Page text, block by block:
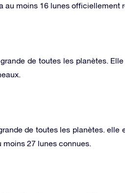
au moins 16 lunes officiellement
de toutes les planètes.
de toutes les planètes. elle
moins 27 lunes connues.